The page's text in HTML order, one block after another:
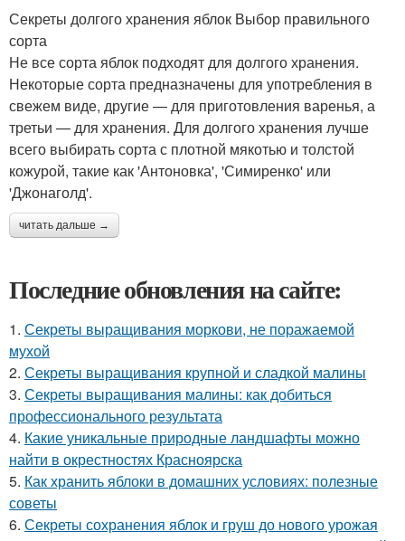
Секреты долгого хранения яблок Выбор правильного
сорта
Не все сорта яблок подходят для долгого хранения.
Некоторые сорта предназначены для употребления в
свежем виде, другие — для приготовления варенья, а
третьи — для хранения. Для долгого хранения лучше
всего выбирать сорта с плотной мякотью и толстой
кожурой, такие как 'Антоновка', 'Симиренко' или
'Джонаголд'.
читать дальше →
Последние обновления на сайте:
1. Секреты выращивания моркови, не поражаемой
мухой
2. Секреты выращивания крупной и сладкой малины
3. Секреты выращивания малины: как добиться
профессионального результата
4. Какие уникальные природные ландшафты можно
найти в окрестностях Красноярска
5. Как хранить яблоки в домашних условиях: полезные
советы
6. Секреты сохранения яблок и груш до нового урожая